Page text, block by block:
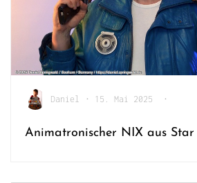
Daniel • 15. Mai 2025 •
Animatronischer NIX aus